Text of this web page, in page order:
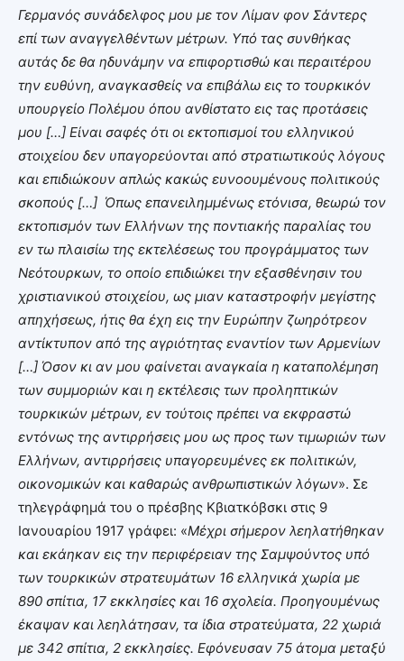
Γερμανός συνάδελφος μου με τον Λίμαν φον Σάντερς
επί των αναγγελθέντων μέτρων. Υπό τας συνθήκας
αυτάς δε θα ηδυνάμην να επιφορτισθώ και περαιτέρου
την ευθύνη, αναγκασθείς να επιβάλω εις το τουρκικόν
υπουργείο Πολέμου όπου ανθίστατο εις τας προτάσεις
μου […] Είναι σαφές ότι οι εκτοπισμοί του ελληνικού
στοιχείου δεν υπαγορεύονται από στρατιωτικούς λόγους
και επιδιώκουν απλώς κακώς ευνοουμένους πολιτικούς
σκοπούς […] Όπως επανειλημμένως ετόνισα, θεωρώ τον
εκτοπισμόν των Ελλήνων της ποντιακής παραλίας του
εν τω πλαισίω της εκτελέσεως του προγράμματος των
Νεότουρκων, το οποίο επιδιώκει την εξασθένησιν του
χριστιανικού στοιχείου, ως μιαν καταστροφήν μεγίστης
απηχήσεως, ήτις θα έχη εις την Ευρώπην ζωηρότρεον
αντίκτυπον από της αγριότητας εναντίον των Αρμενίων
[…] Όσον κι αν μου φαίνεται αναγκαία η καταπολέμηση
των συμμοριών και η εκτέλεσις των προληπτικών
τουρκικών μέτρων, εν τούτοις πρέπει να εκφραστώ
εντόνως της αντιρρήσεις μου ως προς των τιμωριών των
Ελλήνων, αντιρρήσεις υπαγορευμένες εκ πολιτικών,
οικονομικών και καθαρώς ανθρωπιστικών λόγων». Σε
τηλεγράφημά του ο πρέσβης Κβιατκόβσκι στις 9
Ιανουαρίου 1917 γράφει: «Μέχρι σήμερον λεηλατήθηκαν
και εκάηκαν εις την περιφέρειαν της Σαμψούντος υπό
των τουρκικών στρατευμάτων 16 ελληνικά χωρία με
890 σπίτια, 17 εκκλησίες και 16 σχολεία. Προηγουμένως
έκαψαν και λεηλάτησαν, τα ίδια στρατεύματα, 22 χωριά
με 342 σπίτια, 2 εκκλησίες. Εφόνευσαν 75 άτομα μεταξύ